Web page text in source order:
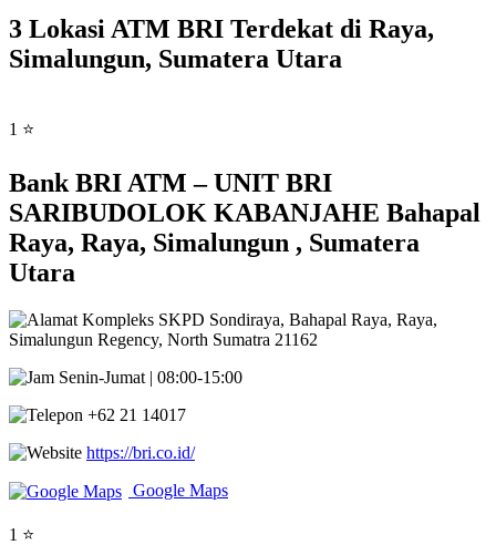
3 Lokasi ATM BRI Terdekat di Raya,
Simalungun, Sumatera Utara
1 ⭐
Bank BRI ATM – UNIT BRI
SARIBUDOLOK KABANJAHE Bahapal
Raya, Raya, Simalungun , Sumatera
Utara
Kompleks SKPD Sondiraya, Bahapal Raya, Raya,
Simalungun Regency, North Sumatra 21162
Senin-Jumat | 08:00-15:00
+62 21 14017
https://bri.co.id/
Google Maps
1 ⭐